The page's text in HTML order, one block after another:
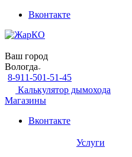
Вконтакте
Ваш город
Вологда
8-911-501-51-45
Калькулятор дымохода
Магазины
Вконтакте
Услуги